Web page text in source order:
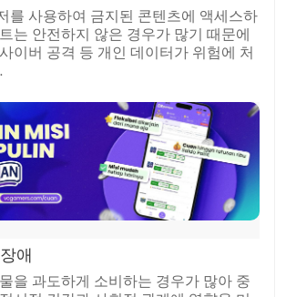
를 사용하여 금지된 콘텐츠에 액세스하
는 안전하지 않은 경우가 많기 때문에
이버 공격 등 개인 데이터가 위험에 처
애
을 과도하게 소비하는 경우가 많아 중